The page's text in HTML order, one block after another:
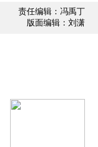
责任编辑：冯禹丁
版面编辑：刘潇